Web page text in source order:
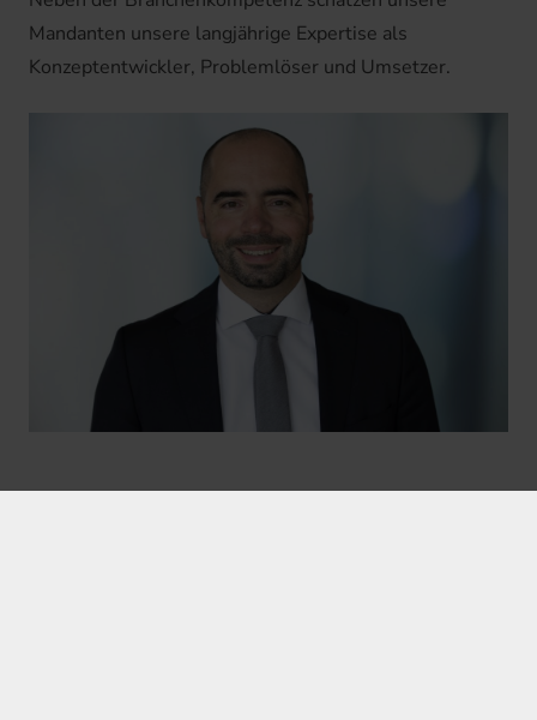
Mandanten unsere langjährige Expertise als
Konzeptentwickler, Problemlöser und Umsetzer.